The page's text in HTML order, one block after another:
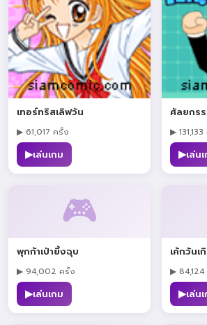
เทอร์ทริสเลิฟวัน
▶ 61,017 ครั้ง
▶เล่นเกม
ศัลยกร
▶
▶เล่น
🎮
พุกก้าเป่ายิ้งฉุบ
▶ 94,002 ครั้ง
▶เล่นเกม
เค้กวันเ
▶
▶เล่น